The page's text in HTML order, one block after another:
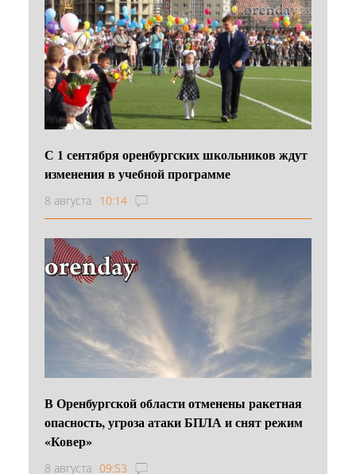
С 1 сентября оренбургских школьников ждут
изменения в учебной программе
8 августа 10:14
В Оренбургской области отменены ракетная
опасность, угроза атаки БПЛА и снят режим
«Ковер»
8 августа 09:53